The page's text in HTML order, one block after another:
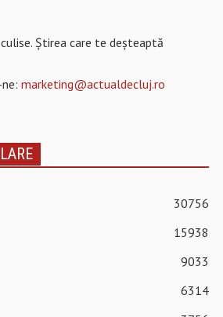
Știrea care te deșteaptă
marketing@actualdecluj.ro
30756
15938
9033
6314